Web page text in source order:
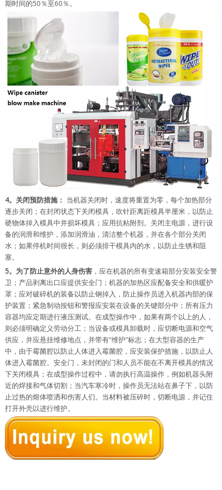
期时间的50％至60％。
4。关闭预防措施： 当机器关闭时，速度将重置为零，每个加热部分
逐步关闭；在封闭状态下关闭模具，吹针距离距模具半厘米，以防止
硬物体掉入模具中并损坏模具；应用抗粘附剂。关闭主电源，进行设
备的润滑和维护，添加润滑油，清洁整个机器，并在各个部分关闭
水；如果停机时间很长，则必须排干模具内的水，以防止生锈和阻
塞。
5。为了防止意外的人身伤害 ，应在机器的所有变速箱部分安装安全警
卫；产品剥离出口应提供安全门；机器的加热区应配备安全和供暖护
罩；应对破碎机的装备以防止钢掉入，防止操作员进入机器内部的保
护装置；紧急制动按钮和警报应安装在设备的关键部分中；所有压力
容器均应定期进行液压测试。在成型操作中，如果有两个以上的人，
则必须明确定义劳动分工；当设备或模具卸载时，应切断电源和空气
供应，并应悬挂维修地点，并带有“维护”标志；在大型容器的生产
中，由于霉菌腔以防止人体进入霉菌腔，应安装保护措施，以防止人
体进入霉菌腔。安全门，未封闭的门和人员不能在不离开模具的情况
下关闭模具；在成型操作过程中，请勿执行高温操作，例如机器头附
近的焊接和气体切割；当汽车寒冷时，操作员无法站在鼻子下，以防
止过热的熔体喷洒和伤害人们。当材料被压碎时，切断电源，并记住
打开外壳以进行维护。